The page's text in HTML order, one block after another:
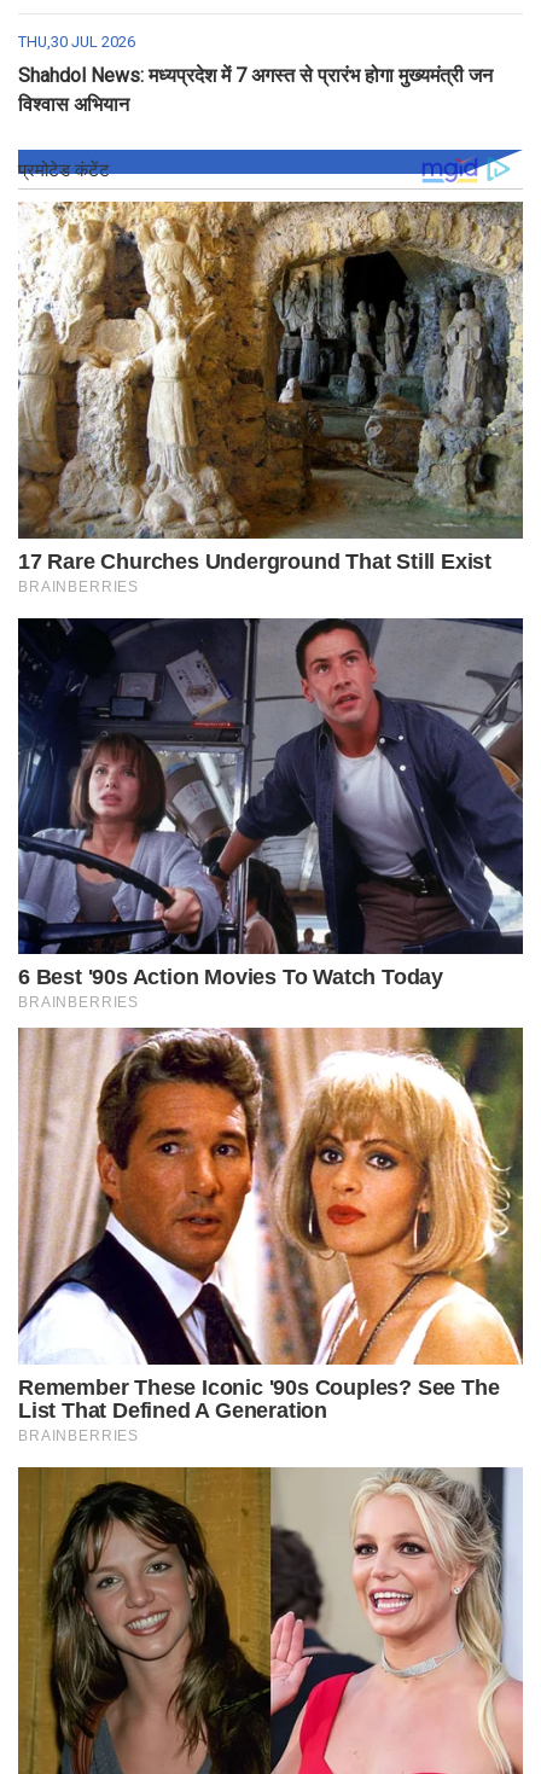
THU,30 JUL 2026
Shahdol News: मध्यप्रदेश में 7 अगस्त से प्रारंभ होगा मुख्यमंत्री जन
विश्वास अभियान